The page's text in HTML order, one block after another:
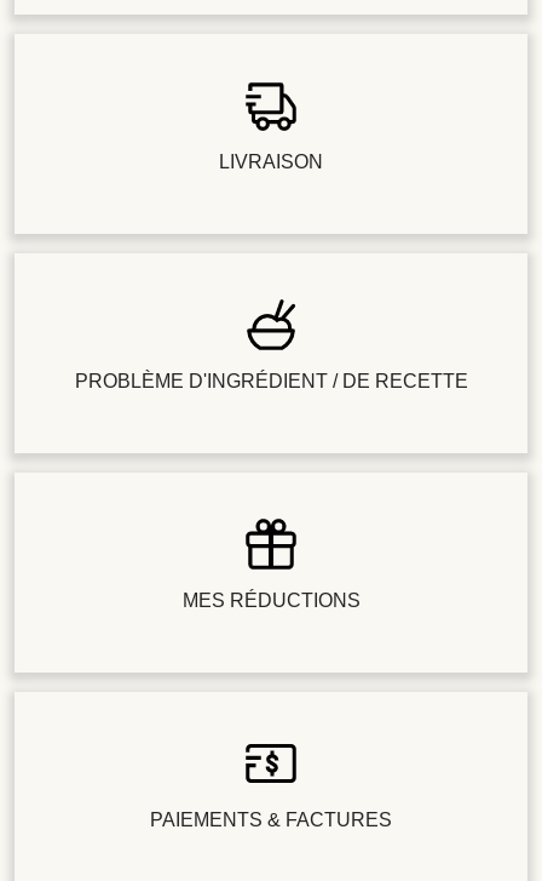
LIVRAISON
PROBLÈME D'INGRÉDIENT / DE RECETTE
MES RÉDUCTIONS
PAIEMENTS & FACTURES